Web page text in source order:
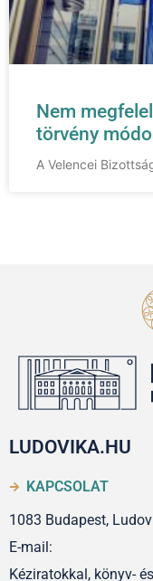
Nem
törvény
A Velencei
LUDOVIKA.HU
KAPCSOLAT
1083 Budapest,
E-mail:
Kéziratokkal, könyv-